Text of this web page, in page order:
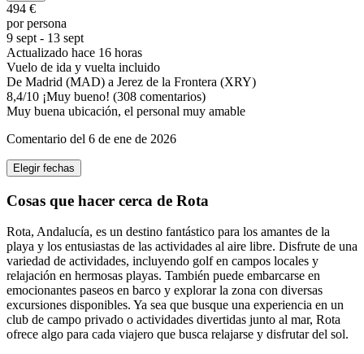
494 €
por persona
9 sept - 13 sept
Actualizado hace 16 horas
Vuelo de ida y vuelta incluido
De Madrid (MAD) a Jerez de la Frontera (XRY)
8,4/10 ¡Muy bueno! (308 comentarios)
Muy buena ubicación, el personal muy amable
Comentario del 6 de ene de 2026
Elegir fechas
Cosas que hacer cerca de Rota
Rota, Andalucía, es un destino fantástico para los amantes de la
playa y los entusiastas de las actividades al aire libre. Disfrute de una
variedad de actividades, incluyendo golf en campos locales y
relajación en hermosas playas. También puede embarcarse en
emocionantes paseos en barco y explorar la zona con diversas
excursiones disponibles. Ya sea que busque una experiencia en un
club de campo privado o actividades divertidas junto al mar, Rota
ofrece algo para cada viajero que busca relajarse y disfrutar del sol.